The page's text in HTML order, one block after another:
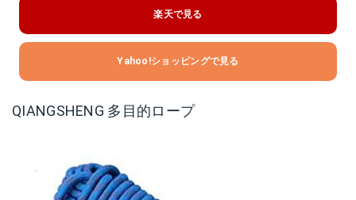
楽天で見る
Yahoo!ショッピングで見る
QIANGSHENG 多目的ロープ